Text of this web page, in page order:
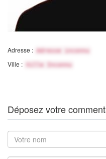
Adresse : Adresse inconnu
Ville : Ville Inconnu
Déposez votre